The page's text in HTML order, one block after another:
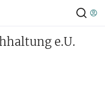
e.U.